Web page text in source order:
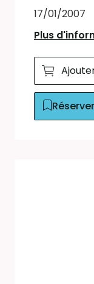
17/01/2007
Plus
Réserver